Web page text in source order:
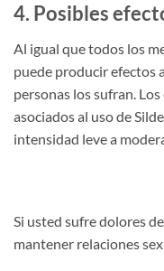
4. Posibles
Al igual que todos los
puede producir efectos
personas los sufran.
asociados al uso de
intensidad leve a
Si usted sufre dolores
mantener relaciones